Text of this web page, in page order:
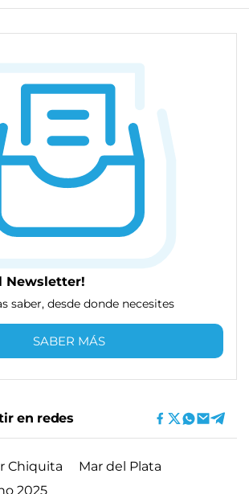
Newsletter!
saber, desde donde necesites
SABER MÁS
en redes
Chiquita
Mar del Plata
2025